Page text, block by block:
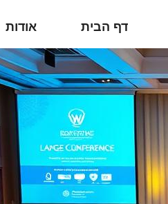
דף הבית אודות